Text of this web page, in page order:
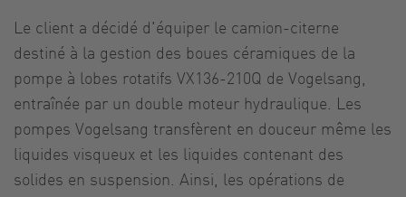
Le client a décidé d'équiper le camion-citerne
destiné à la gestion des boues céramiques de la
pompe à lobes rotatifs VX136-210Q de Vogelsang,
entraînée par un double moteur hydraulique. Les
pompes Vogelsang transfèrent en douceur même les
liquides visqueux et les liquides contenant des
solides en suspension. Ainsi, les opérations de